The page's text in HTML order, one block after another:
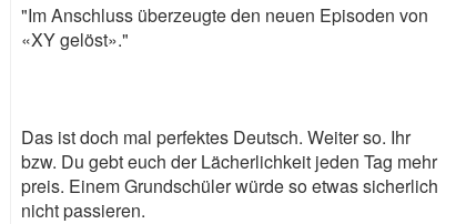
"Im Anschluss überzeugte den neuen Episoden von
«XY gelöst»."
Das ist doch mal perfektes Deutsch. Weiter so. Ihr
bzw. Du gebt euch der Lächerlichkeit jeden Tag mehr
preis. Einem Grundschüler würde so etwas sicherlich
nicht passieren.